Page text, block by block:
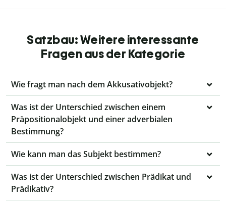
Satzbau: Weitere interessante
Fragen aus der Kategorie
Wie fragt man nach dem Akkusativobjekt?
Was ist der Unterschied zwischen einem
Präpositionalobjekt und einer adverbialen
Bestimmung?
Wie kann man das Subjekt bestimmen?
Was ist der Unterschied zwischen Prädikat und
Prädikativ?